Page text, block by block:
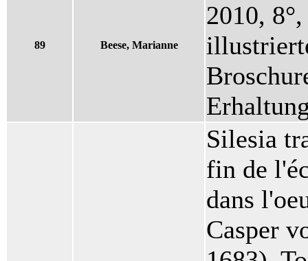
89 Beese, Marianne
2010,
Silesia
fin de
dans
Casper